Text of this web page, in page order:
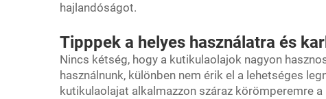
hajlandóságot.
Tipppek a helyes használatra és
Nincs kétség, hogy a kutikulaolajok nagyon
használnunk, különben nem érik el a lehetséges
kutikulaolajat alkalmazzon száraz körömperemre